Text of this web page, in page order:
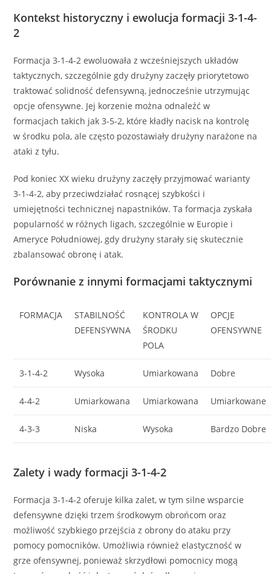
Kontekst historyczny i ewolucja formacji 3-1-4-
2
Formacja 3-1-4-2 ewoluowała z wcześniejszych układów
taktycznych, szczególnie gdy drużyny zaczęły priorytetowo
traktować solidność defensywną, jednocześnie utrzymując
opcje ofensywne. Jej korzenie można odnaleźć w
formacjach takich jak 3-5-2, które kładły nacisk na kontrolę
w środku pola, ale często pozostawiały drużyny narażone na
ataki z tyłu.
Pod koniec XX wieku drużyny zaczęły przyjmować warianty
3-1-4-2, aby przeciwdziałać rosnącej szybkości i
umiejętności technicznej napastników. Ta formacja zyskała
popularność w różnych ligach, szczególnie w Europie i
Ameryce Południowej, gdy drużyny starały się skutecznie
zbalansować obronę i atak.
Porównanie z innymi formacjami taktycznymi
FORMACJA
STABILNOŚĆ
DEFENSYWNA
KONTROLA W
ŚRODKU
POLA
OPCJE
OFENSYWNE
3-1-4-2 Wysoka Umiarkowana Dobre
4-4-2 Umiarkowana Umiarkowana Umiarkowane
4-3-3 Niska Wysoka Bardzo Dobre
Zalety i wady formacji 3-1-4-2
Formacja 3-1-4-2 oferuje kilka zalet, w tym silne wsparcie
defensywne dzięki trzem środkowym obrońcom oraz
możliwość szybkiego przejścia z obrony do ataku przy
pomocy pomocników. Umożliwia również elastyczność w
grze ofensywnej, ponieważ skrzydłowi pomocnicy mogą